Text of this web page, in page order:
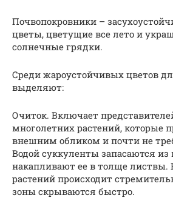
Почвопокровники –
цветы, цветущие все лето и
солнечные грядки.
Среди жароустойчивых цветов
выделяют:
Очиток. Включает
многолетних растений, которые
внешним обликом и почти не
Водой суккуленты запасаются из
накапливают ее в толще листвы.
растений происходит
зоны скрываются быстро.